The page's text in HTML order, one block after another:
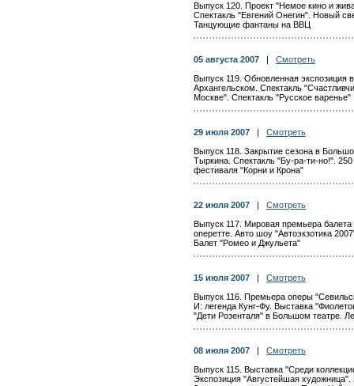
Выпуск 120. Проект "Немое кино и
Спектакль "Евгений Онегин". Новый
Танцующие фантаны на ВВЦ
05 августа 2007
Смотреть
Выпуск 119. Обновленная
Архангельском. Спектакль
Москве". Спектакль "Русское варенье"
29 июля 2007
Смотреть
Выпуск 118. Закрытие сезона в
Тыркина. Спектакль "Бу-ра-ти-но!".
фестиваля "Корни и Крона"
22 июля 2007
Смотреть
Выпуск 117. Мировая премьера
оперетте. Авто шоу "Автоэкзотика
Балет "Ромео и Джульета"
15 июля 2007
Смотреть
Выпуск 116. Премьера оперы
И: легенда Кунг-Фу. Выставка
"Дети Розенталя" в Большом театре.
08 июля 2007
Смотреть
Выпуск 115. Выставка "Среди
Экспозиция "Августейшая